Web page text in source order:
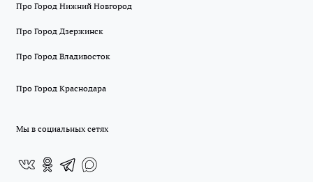
Про Город Нижний Новгород
Про Город Дзержинск
Про Город Владивосток
Про Город Краснодара
Мы в социальных сетях